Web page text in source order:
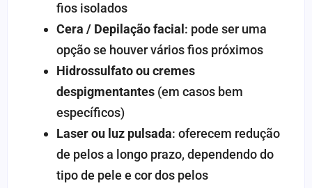
fios isolados
Cera / Depilação facial : pode ser uma
opção se houver vários fios próximos
Hidrossulfato ou cremes
despigmentantes (em casos bem
específicos)
Laser ou luz pulsada: oferecem redução
de pelos a longo prazo, dependendo do
tipo de pele e cor dos pelos